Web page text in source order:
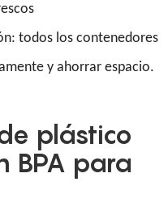
todos los contenedores
y ahorrar espacio.
plástico
BPA para